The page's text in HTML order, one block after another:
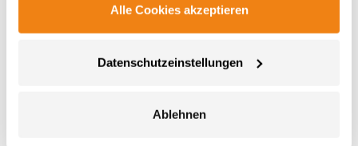
Alle Cookies akzeptieren
Datenschutzeinstellungen
Ablehnen
Baumwolle / 5% PolyesterAngaben zur Produktsicherheit:Herst.-